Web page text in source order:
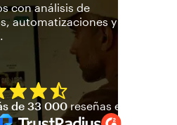
con análisis de
automatizaciones y
Mailchimp tiene una
de 33 000reseñas en